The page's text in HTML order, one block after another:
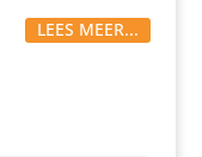
LEES MEER...